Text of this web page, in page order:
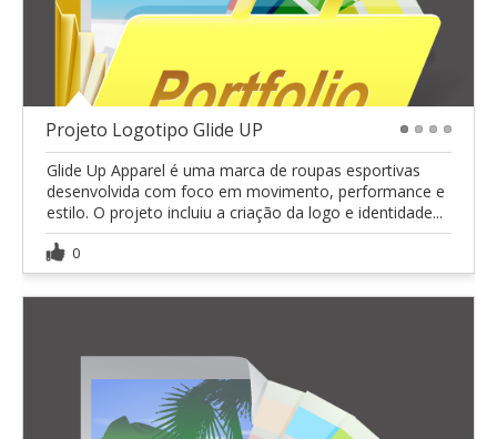
Projeto Logotipo Glide UP
Glide Up Apparel é uma marca de roupas esportivas
desenvolvida com foco em movimento, performance e
estilo. O projeto incluiu a criação da logo e identidade...
0